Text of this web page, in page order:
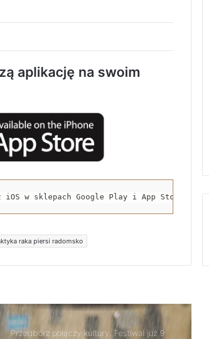
aplikację na swoim
w sklepach Google Play i App Store.
raka piersi radomsko
latek stracił prawo jazdy i zapłaci 4 tys. zł
Zmieniły się trasy autobusów MPK w
Radomsku
Rowerzystka ranna po zderzeniu z
Spowodował śmiertelny wypadek i uciekł z
aresztu
Nowa Pracownia Endoskopii w szpitalu w
Przedbórz połączy kultury. Festiwal już 9
sierpnia